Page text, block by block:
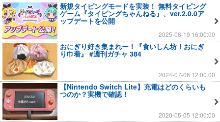
新規タイピングモードを実装！ 無料タイピング
ゲーム『タイピングちゃんねる』、ver.2.0.0ア
ップデートを公開
2025-08-19 16:00:00
おにぎり好き集まれー！『食いしん坊！おにぎ
り巾着』 #週刊ガチャ 384
2024-07-06 12:00:00
【Nintendo Switch Lite】充電はどのくらいも
つのか？実機で確認！
2020-05-05 12:00:00